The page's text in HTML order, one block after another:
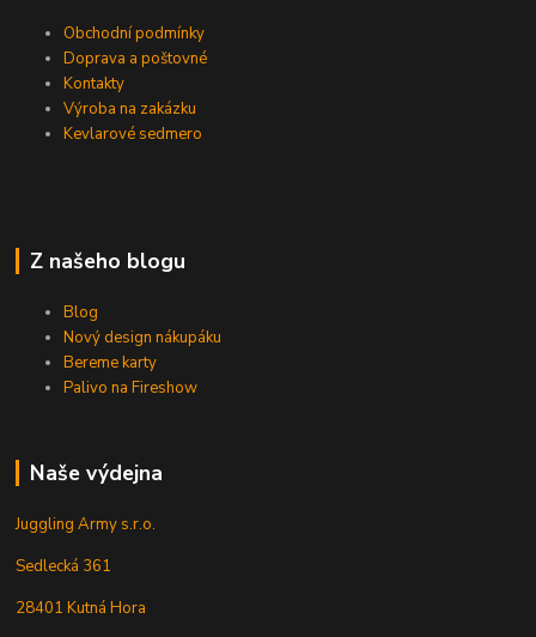
Obchodní podmínky
Doprava a poštovné
Kontakty
Výroba na zakázku
Kevlarové sedmero
Z našeho blogu
Blog
Nový design nákupáku
Bereme karty
Palivo na Fireshow
Naše výdejna
Juggling Army s.r.o.
Sedlecká 361
28401 Kutná Hora